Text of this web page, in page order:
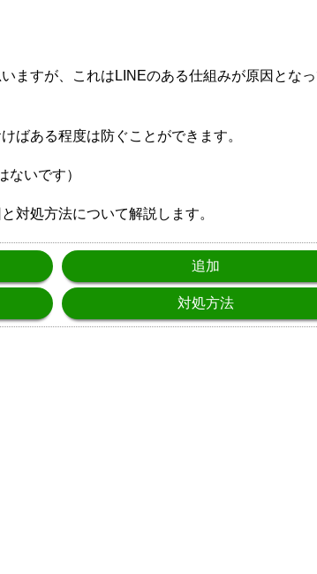
ますが、これはLINEのある仕組みが原因となっ
ばある程度は防ぐことができます。
いです）
対処方法について解説します。
追加
対処方法